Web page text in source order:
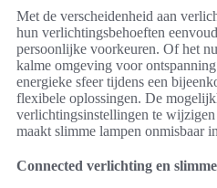
Met de verscheidenheid aan
hun verlichtingsbehoeften
persoonlijke voorkeuren. Of het
kalme omgeving voor
energieke sfeer tijdens een
flexibele oplossingen. De
verlichtingsinstellingen te
maakt slimme lampen onmisbaar
Connected verlichting en